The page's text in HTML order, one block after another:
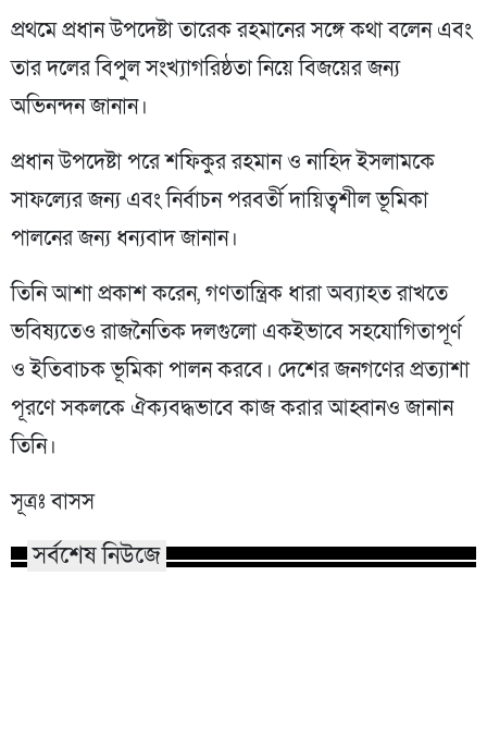
প্রথমে প্রধান উপদেষ্টা তারেক রহমানের সঙ্গে কথা বলেন এবং
তার দলের বিপুল সংখ্যাগরিষ্ঠতা নিয়ে বিজয়ের জন্য
অভিনন্দন জানান।
প্রধান উপদেষ্টা পরে শফিকুর রহমান ও নাহিদ ইসলামকে
সাফল্যের জন্য এবং নির্বাচন পরবর্তী দায়িত্বশীল ভূমিকা
পালনের জন্য ধন্যবাদ জানান।
তিনি আশা প্রকাশ করেন, গণতান্ত্রিক ধারা অব্যাহত রাখতে
ভবিষ্যতেও রাজনৈতিক দলগুলো একইভাবে সহযোগিতাপূর্ণ
ও ইতিবাচক ভূমিকা পালন করবে। দেশের জনগণের প্রত্যাশা
পূরণে সকলকে ঐক্যবদ্ধভাবে কাজ করার আহ্বানও জানান
তিনি।
সূত্রঃ বাসস
সর্বশেষ নিউজে